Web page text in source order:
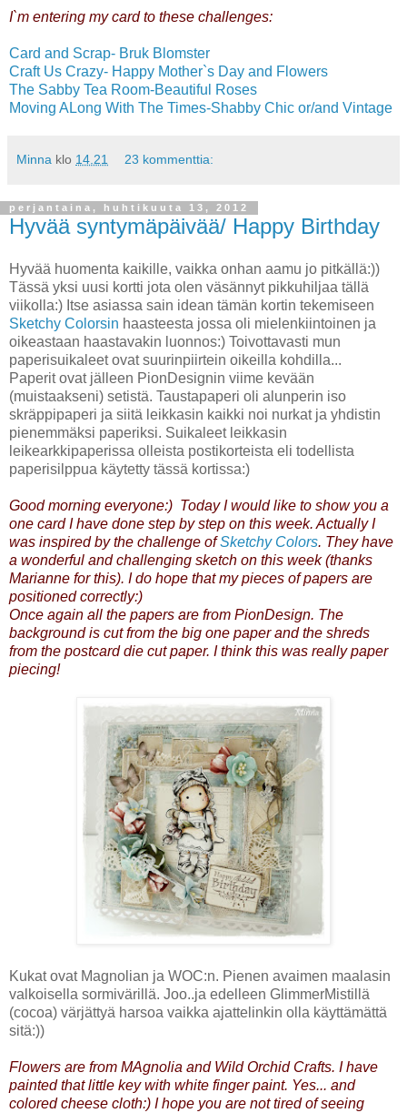
I`m entering my card to these challenges:
Card and Scrap- Bruk Blomster
Craft Us Crazy- Happy Mother`s Day and Flowers
The Sabby Tea Room-Beautiful Roses
Moving ALong With The Times-Shabby Chic or/and Vintage
Minna klo 14.21 23 kommenttia:
perjantaina, huhtikuuta 13, 2012
Hyvää syntymäpäivää/ Happy Birthday
Hyvää huomenta kaikille, vaikka onhan aamu jo pitkällä:))
Tässä yksi uusi kortti jota olen väsännyt pikkuhiljaa tällä
viikolla:) Itse asiassa sain idean tämän kortin tekemiseen
Sketchy Colorsin haasteesta jossa oli mielenkiintoinen ja
oikeastaan haastavakin luonnos:) Toivottavasti mun
paperisuikaleet ovat suurinpiirtein oikeilla kohdilla...
Paperit ovat jälleen PionDesignin viime kevään
(muistaakseni) setistä. Taustapaperi oli alunperin iso
skräppipaperi ja siitä leikkasin kaikki noi nurkat ja yhdistin
pienemmäksi paperiksi. Suikaleet leikkasin
leikearkkipaperissa olleista postikorteista eli todellista
paperisilppua käytetty tässä kortissa:)
Good morning everyone:) Today I would like to show you a
one card I have done step by step on this week. Actually I
was inspired by the challenge ofSketchy Colors. They have
a wonderful and challenging sketch on this week (thanks
Marianne for this). I do hope that my pieces of papers are
positioned correctly:)
Once again all the papers are from PionDesign. The
background is cut from the big one paper and the shreds
from the postcard die cut paper. I think this was really paper
piecing!
Kukat ovat Magnolian ja WOC:n. Pienen avaimen maalasin
valkoisella sormivärillä. Joo..ja edelleen GlimmerMistillä
(cocoa) värjättyä harsoa vaikka ajattelinkin olla käyttämättä
sitä:))
Flowers are from MAgnolia and Wild Orchid Crafts. I have
painted that little key with white finger paint. Yes... and
colored cheese cloth:) I hope you are not tired of seeing